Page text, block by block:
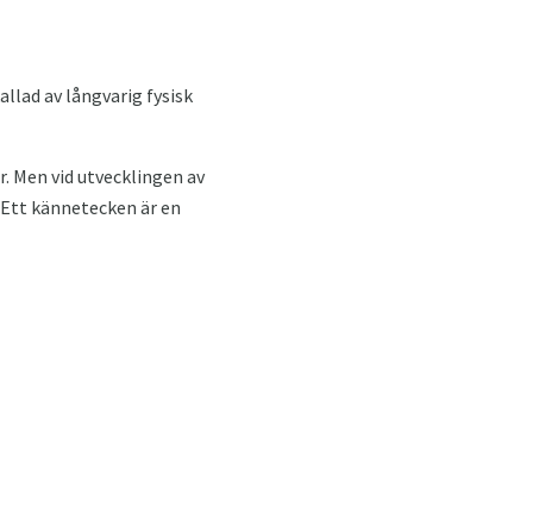
av långvarig fysisk
Men vid utvecklingen av
kännetecken är en